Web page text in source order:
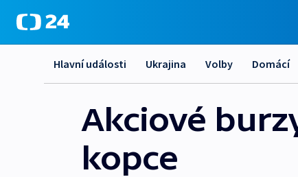
Hlavní události Ukrajina Volby Domácí
Akciové
kopce